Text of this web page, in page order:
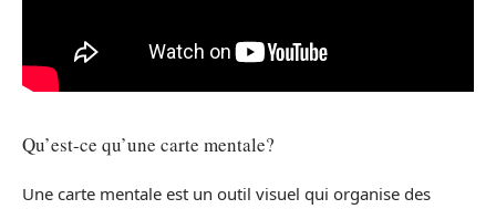
Qu’est-ce qu’une carte mentale?
Une carte mentale est un outil visuel qui organise des